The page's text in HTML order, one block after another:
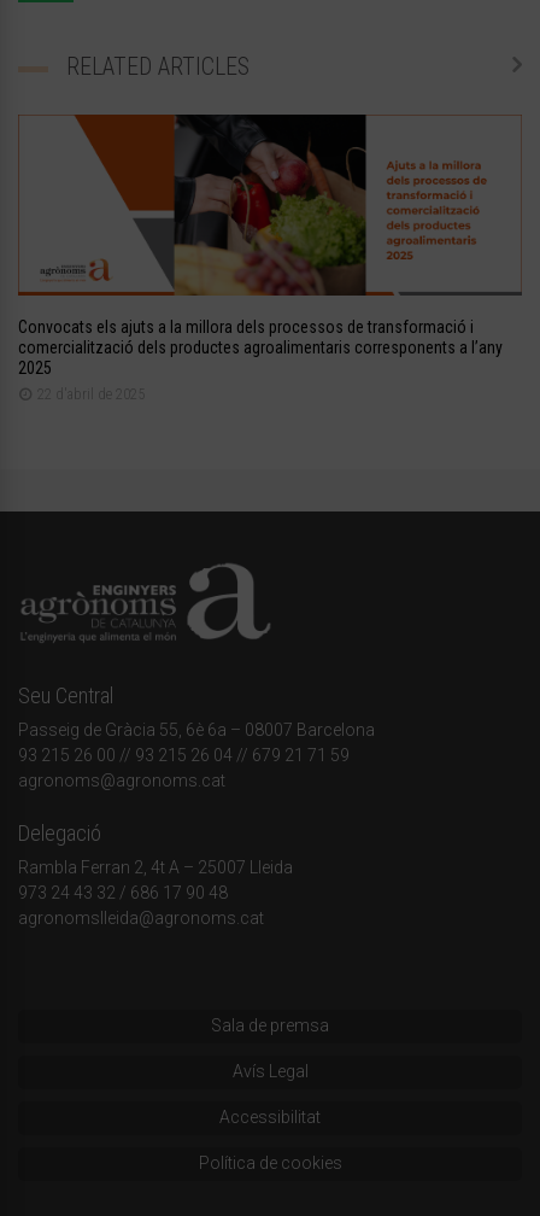
RELATED ARTICLES
Convocats els ajuts a la millora dels processos de transformació i
comercialització dels productes agroalimentaris corresponents a l’any
2025
22 d'abril de 2025
Seu Central
Passeig de Gràcia 55, 6è 6a – 08007 Barcelona
93 215 26 00 // 93 215 26 04 // 679 21 71 59
agronoms@agronoms.cat
Delegació
Rambla Ferran 2, 4t A – 25007 Lleida
973 24 43 32 / 686 17 90 48
agronomslleida@agronoms.cat
Sala de premsa
Avís Legal
Accessibilitat
Política de cookies